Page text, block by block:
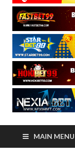
MAIN MENU